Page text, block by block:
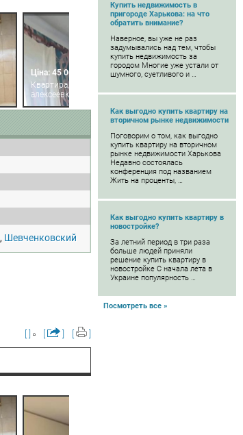
Купить недвижимость в
пригороде Харькова: на что
обратить внимание?
Наверное, вы уже не раз
задумывались над тем, чтобы
купить недвижимость за
городом Многие уже устали от
шумного, суетливого и …
Как выгодно купить квартиру на
вторичном рынке недвижимости
Поговорим о том, как выгодно
купить квартиру на вторичном
рынке недвижимости Харькова
Недавно состоялась
конференция под названием
Жить на проценты, …
Как выгодно купить квартиру в
новостройке?
За летний период в три раза
больше людей приняли
решение купить квартиру в
новостройке С начала лета в
Украине популярность …
Посмотреть все »
Ціна: 45 000
Квартира, харьков,
алексеевка, победы пр.
, Шевченковский